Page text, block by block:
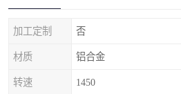
加工定制 否
材质 铝合金
转速 1450